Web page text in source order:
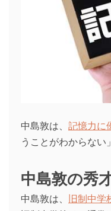
中島敦は、 記憶力に
うことがわからない
中島敦の秀
中島敦は、 旧制中学